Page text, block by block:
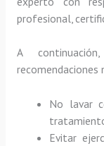
profesional,
A
recomendaciones
No lavar
Evitar